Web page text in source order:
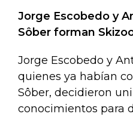
Jorge Escobedo y
Sôber forman
Jorge Escobedo y
quienes ya habían
Sôber, decidieron
conocimientos para